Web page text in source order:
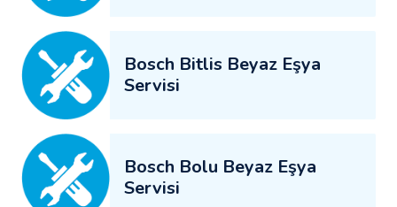
Bosch Bitlis Beyaz Eşya
Servisi
Bosch Bolu Beyaz Eşya
Servisi